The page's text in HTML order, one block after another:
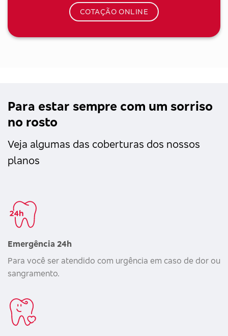
COTAÇÃO ONLINE
Para estar sempre com um sorriso
no rosto
Veja algumas das coberturas dos nossos
planos
Emergência 24h
Para você ser atendido com urgência em caso de dor ou
sangramento.